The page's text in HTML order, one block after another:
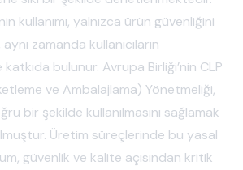
kullanımı, yalnızca ürün güvenliğini
zamanda kullanıcıların
bulunur. Avrupa Birliği’nin CLP
ve Ambalajlama) Yönetmeliği,
bir şekilde kullanılmasını sağlamak
Üretim süreçlerinde bu yasal
güvenlik ve kalite açısından kritik